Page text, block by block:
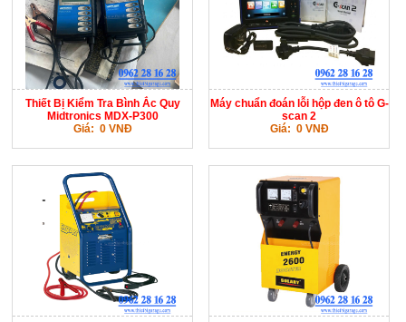
Thiết Bị Kiểm Tra Bình Ắc Quy
Midtronics MDX-P300
Giá: 0 VNĐ
Máy chuẩn đoán lỗi hộp đen ô tô G-
scan 2
Giá: 0 VNĐ